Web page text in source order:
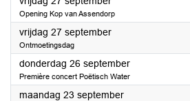
Opening Kop van Assendorp
vrijdag 27 september2024
Ontmoetingsdag
donderdag 26 september2024
Première concert Poëtisch Water
maandag 23 september2024